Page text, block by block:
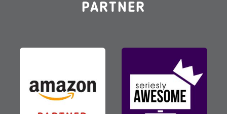
PARTNER